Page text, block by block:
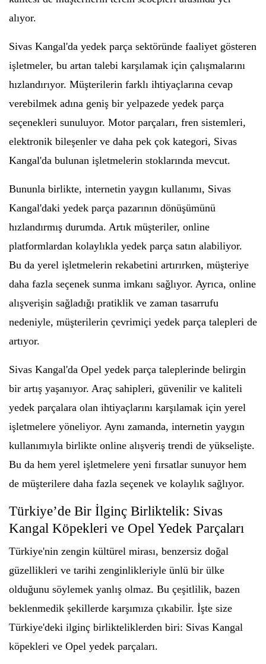
alıyor.
Sivas Kangal'da yedek parça sektöründe faaliyet gösteren
işletmeler, bu artan talebi karşılamak için çalışmalarını
hızlandırıyor. Müşterilerin farklı ihtiyaçlarına cevap
verebilmek adına geniş bir yelpazede yedek parça
seçenekleri sunuluyor. Motor parçaları, fren sistemleri,
elektronik bileşenler ve daha pek çok kategori, Sivas
Kangal'da bulunan işletmelerin stoklarında mevcut.
Bununla birlikte, internetin yaygın kullanımı, Sivas
Kangal'daki yedek parça pazarının dönüşümünü
hızlandırmış durumda. Artık müşteriler, online
platformlardan kolaylıkla yedek parça satın alabiliyor.
Bu da yerel işletmelerin rekabetini artırırken, müşteriye
daha fazla seçenek sunma imkanı sağlıyor. Ayrıca, online
alışverişin sağladığı pratiklik ve zaman tasarrufu
nedeniyle, müşterilerin çevrimiçi yedek parça talepleri de
artıyor.
Sivas Kangal'da Opel yedek parça taleplerinde belirgin
bir artış yaşanıyor. Araç sahipleri, güvenilir ve kaliteli
yedek parçalara olan ihtiyaçlarını karşılamak için yerel
işletmelere yöneliyor. Aynı zamanda, internetin yaygın
kullanımıyla birlikte online alışveriş trendi de yükselişte.
Bu da hem yerel işletmelere yeni fırsatlar sunuyor hem
de müşterilere daha fazla seçenek ve kolaylık sağlıyor.
Türkiye’de Bir İlginç Birliktelik: Sivas
Kangal Köpekleri ve Opel Yedek Parçaları
Türkiye'nin zengin kültürel mirası, benzersiz doğal
güzellikleri ve tarihi zenginlikleriyle ünlü bir ülke
olduğunu söylemek yanlış olmaz. Bu çeşitlilik, bazen
beklenmedik şekillerde karşımıza çıkabilir. İşte size
Türkiye'deki ilginç birlikteliklerden biri: Sivas Kangal
köpekleri ve Opel yedek parçaları.